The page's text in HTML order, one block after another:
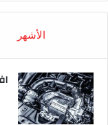
الأشهر